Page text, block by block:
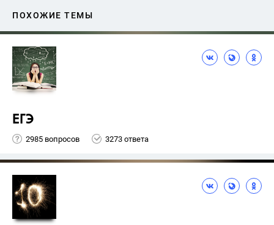
ПОХОЖИЕ ТЕМЫ
ЕГЭ
2985 вопросов 3273 ответа